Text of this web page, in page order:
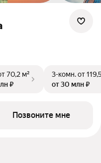
70,2 м²
₽
3-комн.от
от 30 млн ₽
Позвоните мне